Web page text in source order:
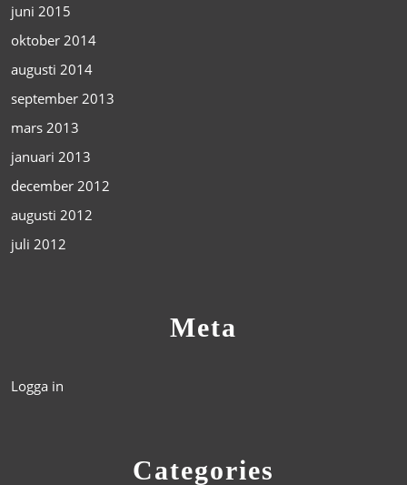
juni 2015
oktober 2014
augusti 2014
september 2013
mars 2013
januari 2013
december 2012
augusti 2012
juli 2012
Meta
Logga in
Categories